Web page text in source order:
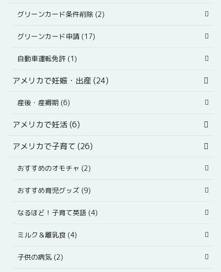
グリーンカード条件削除 (2)
グリーンカード申請 (17)
自動車運転免許 (1)
アメリカで妊娠・出産 (24)
産後・産褥期 (6)
アメリカで妊活 (6)
アメリカで子育て (26)
おすすめのオモチャ (2)
おすすめ育児グッズ (9)
なるほど！子育て英語 (4)
ミルク＆離乳食 (4)
子供の病気 (2)